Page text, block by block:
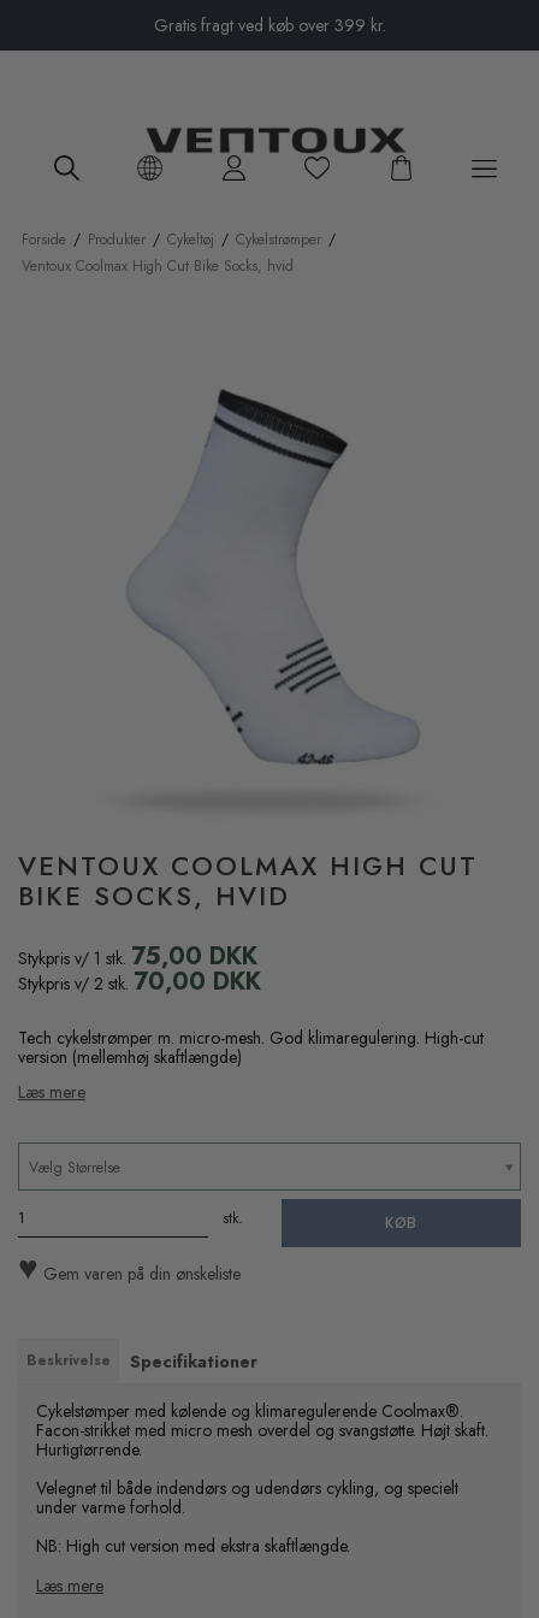
Gratis fragt ved køb over 399 kr.
Forside / Produkter / Cykeltøj / Cykelstrømper /
Ventoux Coolmax High Cut Bike Socks, hvid
VENTOUX COOLMAX HIGH CUT
BIKE SOCKS, HVID
Stykpris v/ 1 stk. 75,00 DKK
Stykpris v/ 2 stk. 70,00 DKK
Tech cykelstrømper m. micro-mesh. God klimaregulering. High-cut
version (mellemhøj skaftlængde)
Læs mere
Vælg Størrelse
stk. KØB
♥ Gem varen på din ønskeliste
Beskrivelse Specifikationer
Cykelstømper med kølende og klimaregulerende Coolmax®.
Facon-strikket med micro mesh overdel og svangstøtte. Højt skaft.
Hurtigtørrende.
Velegnet til både indendørs og udendørs cykling, og specielt
under varme forhold.
NB: High cut version med ekstra skaftlængde.
Tekstil: 40% Coolmax, 40% bomuld, 19% Polyamid og 1%
Læs mere